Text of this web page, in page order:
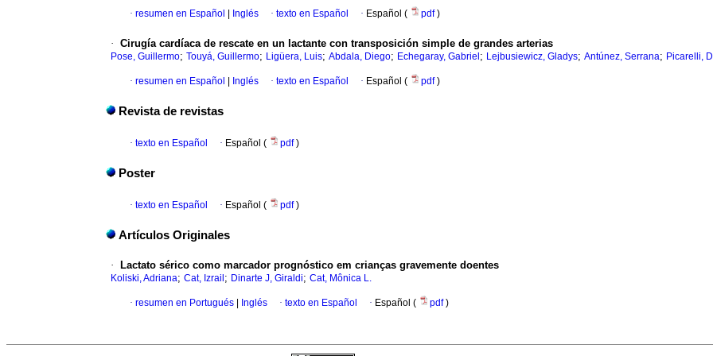
· resumen en Español Inglés · texto en Español · Español ( pdf)
· Cirugía cardíaca de rescate en un lactante con transposición simple de grandes arterias
Pose, Guillermo; Touyá, Guillermo; Ligüera, Luis; Abdala, Diego; Echegaray, Gabriel ; Lejbusiewicz, Gladys; Antúnez, Serrana; Picarelli,
· resumen en Español Inglés · texto en Español · Español ( pdf)
Revista de revistas
· texto en Español · Español ( pdf)
Poster
· texto en Español · Español ( pdf)
Artículos Originales
· Lactato sérico como marcador prognóstico em crianças gravemente doentes
Koliski, Adriana; Cat, Izrail ; Dinarte J, Giraldi; Cat, Mônica L.
· resumen en Portugués Inglés · texto en Español · Español ( pdf)